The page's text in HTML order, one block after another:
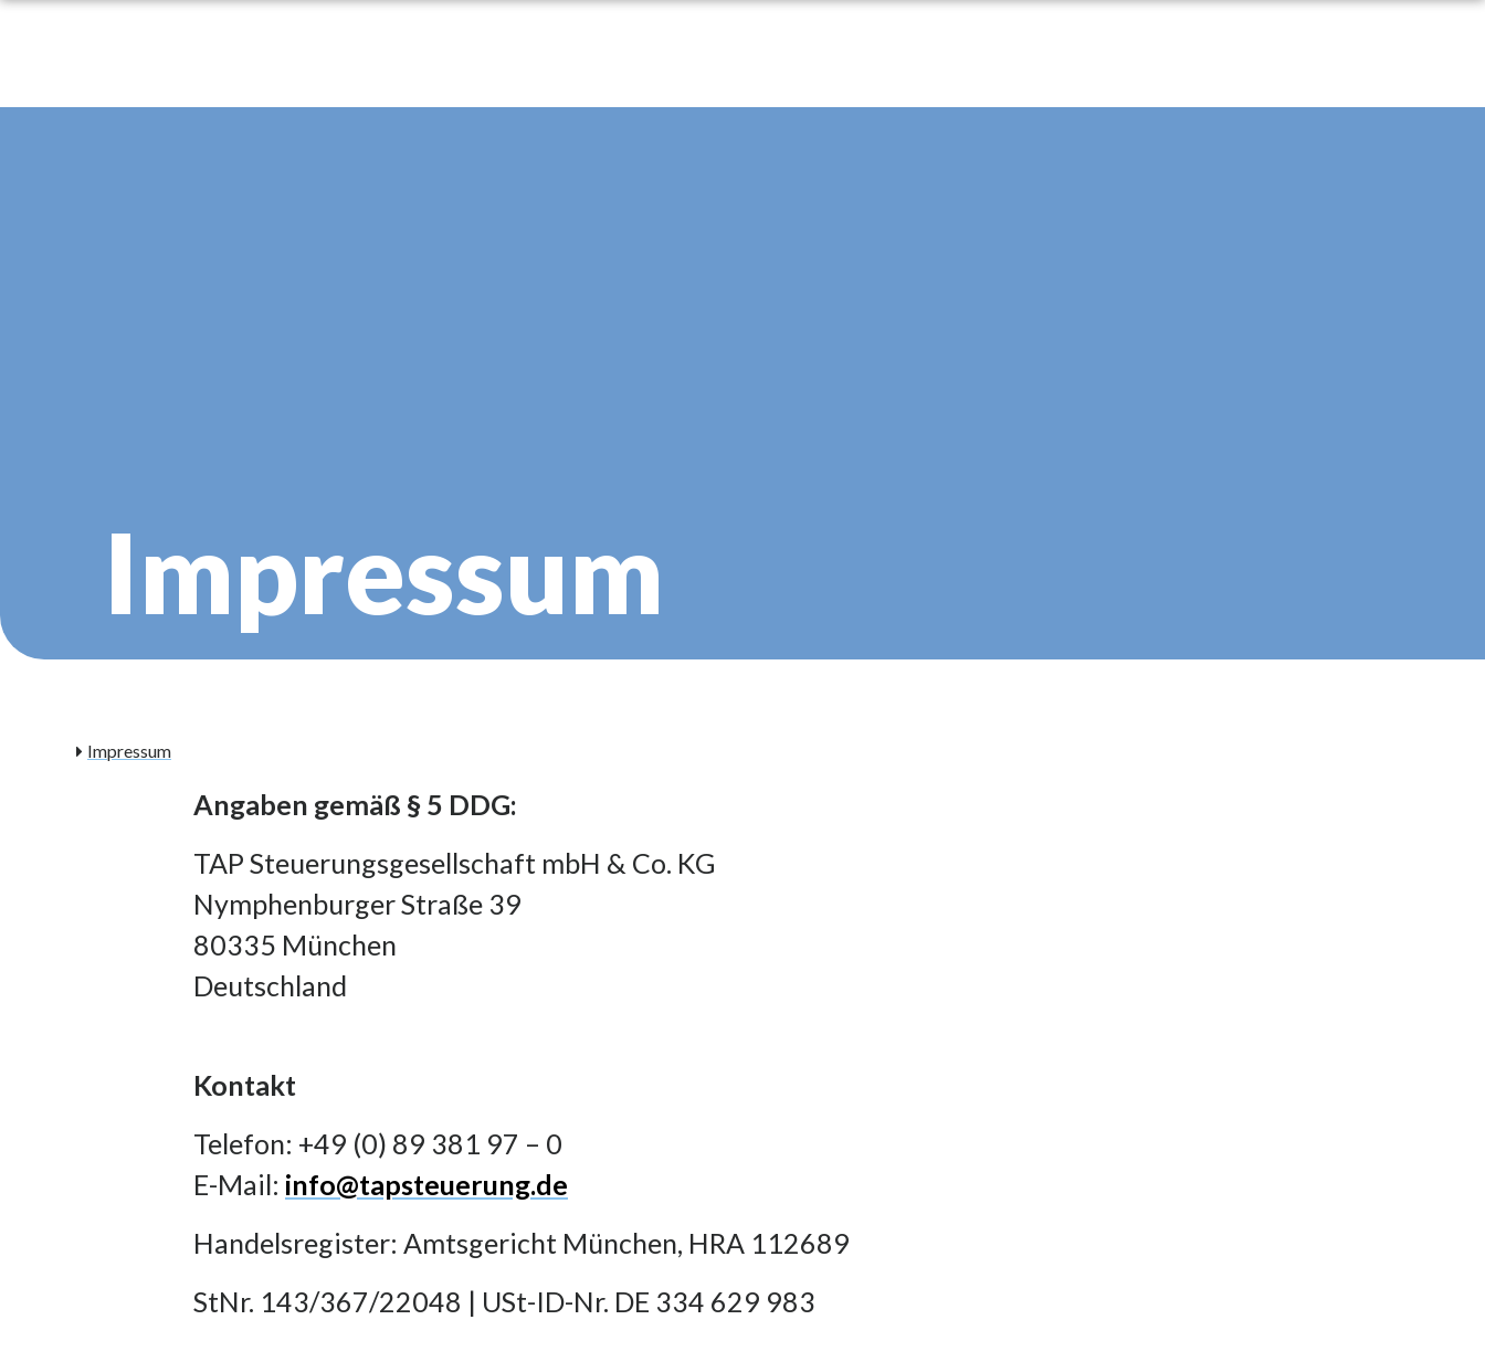
Impressum
Impressum
Angaben gemäß § 5 DDG:
TAP Steuerungsgesellschaft mbH & Co. KG
Nymphenburger Straße 39
80335 München
Deutschland
Kontakt
Telefon: +49 (0) 89 381 97 – 0
E-Mail: info@tapsteuerung.de
Handelsregister: Amtsgericht München, HRA 112689
StNr. 143/367/22048 | USt-ID-Nr. DE 334 629 983